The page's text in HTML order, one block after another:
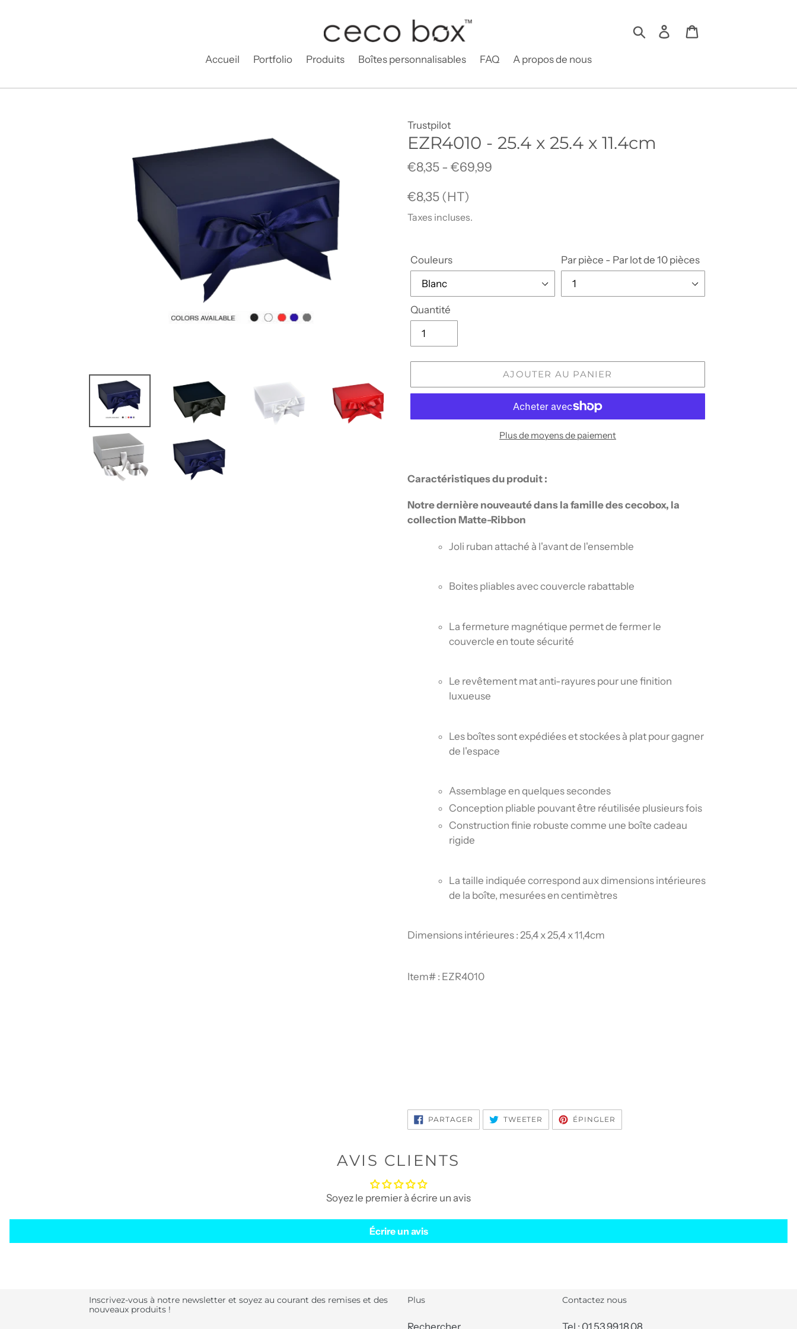
RechercherSe connecter
Accueil Portfolio Produits Boîtes personnalisables FAQ A propos de nous
Trustpilot
EZR4010 - 25.4 x 25.4 x 11.4cm
€8,35 - €69,99
Prix
normal
€8,35 (HT)
Taxes incluses.
Couleurs Par pièce - Par lot de 10 pièces
Quantité
AJOUTER AU PANIER
Plus de moyens de paiement
d'un
à
votre
Caractéristiques du produit :
Notre dernière nouveauté dans la famille des cecobox, la
collection Matte-Ribbon
Joli ruban attaché à l'avant de l'ensemble
Boites pliables avec couvercle rabattable
La fermeture magnétique permet de fermer le
couvercle en toute sécurité
Le revêtement mat anti-rayures pour une finition
luxueuse
Les boîtes sont expédiées et stockées à plat pour gagner
de l'espace
Assemblage en quelques secondes
Conception pliable pouvant être réutilisée plusieurs fois
Construction finie robuste comme une boîte cadeau
rigide
La taille indiquée correspond aux dimensions intérieures
de la boîte, mesurées en centimètres
Dimensions intérieures : 25,4 x 25,4 x 11,4cm
Item# : EZR4010
PARTAGER PARTAGER
SUR
FACEBOOK
TWEETER TWEETER
SUR
TWITTER
ÉPINGLER
PINTEREST
AVIS CLIENTS
Soyez le premier à écrire un avis
Écrire un avis
Inscrivez-vous à notre newsletter et soyez au courant des remises et des
nouveaux produits !
Plus Contactez nous